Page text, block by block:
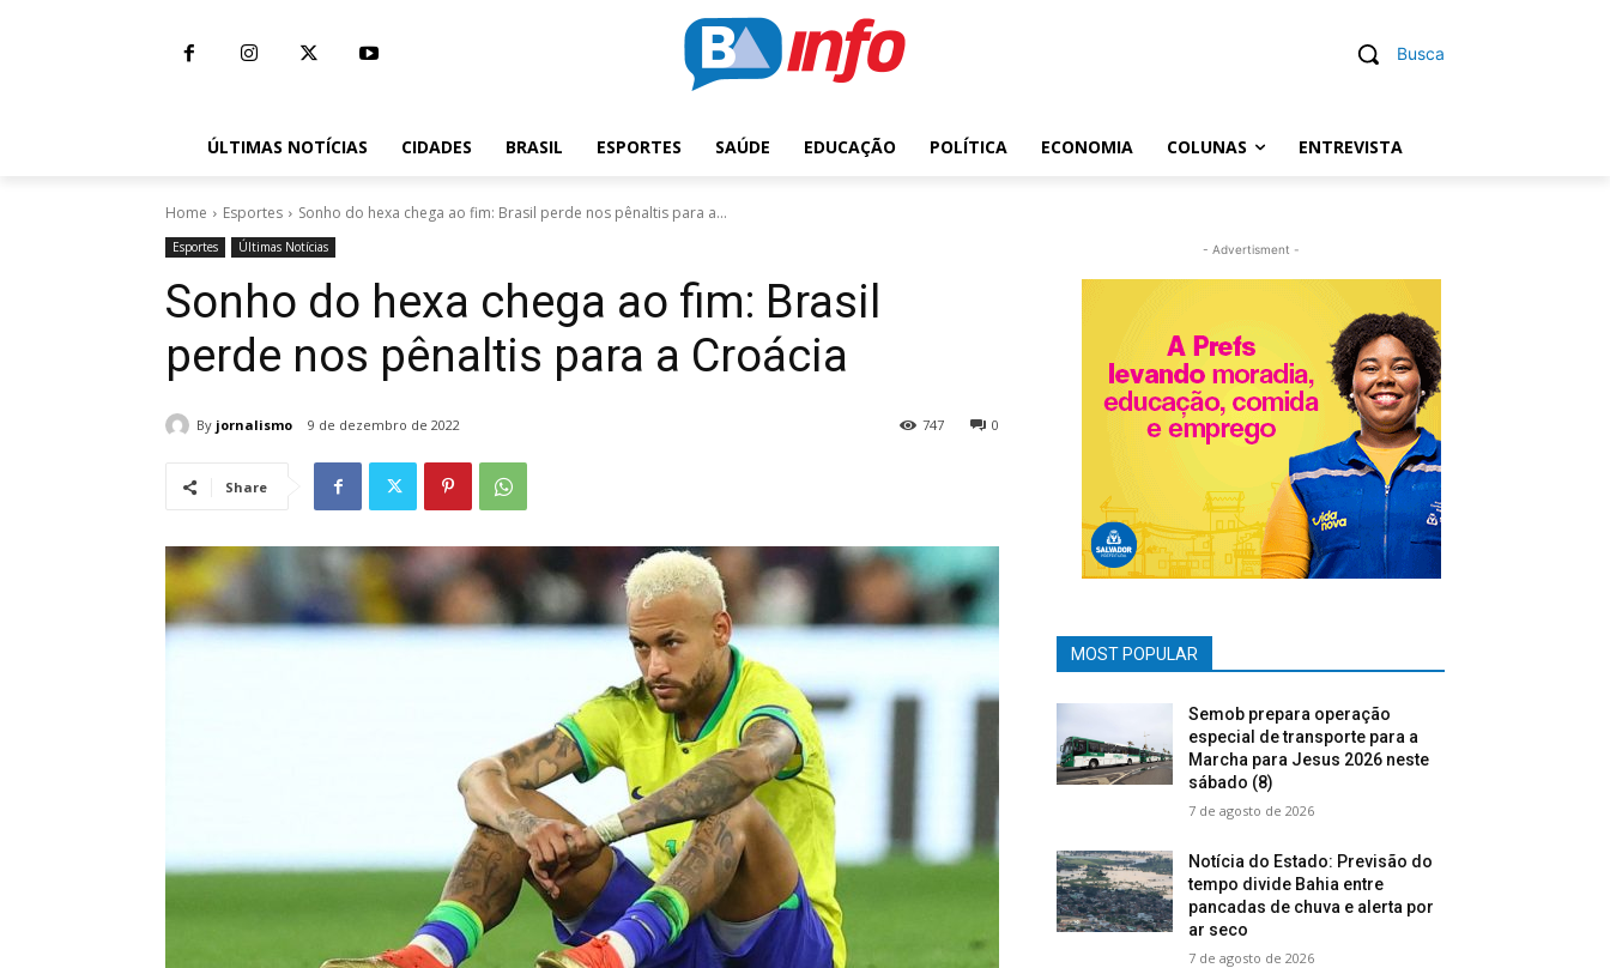
Busca
ÚLTIMAS NOTÍCIAS CIDADES BRASIL ESPORTES SAÚDE EDUCAÇÃO POLÍTICA ECONOMIA COLUNAS ENTREVISTA
Home Esportes Sonho do hexa chega ao fim: Brasil perde nos pênaltis para a...
Esportes Últimas Notícias
Sonho do hexa chega ao fim: Brasil
perde nos pênaltis para a Croácia
By jornalismo 9 de dezembro de 2022 0
747
Share
- Advertisment -
MOST POPULAR
Semob prepara operação
especial de transporte para a
Marcha para Jesus 2026 neste
sábado (8)
7 de agosto de 2026
Notícia do Estado: Previsão do
tempo divide Bahia entre
pancadas de chuva e alerta por
ar seco
7 de agosto de 2026